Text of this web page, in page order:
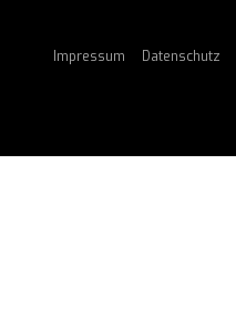
Impressum Datenschutz